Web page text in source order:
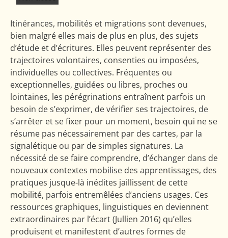
Itinérances, mobilités et migrations sont devenues,
bien malgré elles mais de plus en plus, des sujets
d’étude et d’écritures. Elles peuvent représenter des
trajectoires volontaires, consenties ou imposées,
individuelles ou collectives. Fréquentes ou
exceptionnelles, guidées ou libres, proches ou
lointaines, les pérégrinations entraînent parfois un
besoin de s’exprimer, de vérifier ses trajectoires, de
s’arrêter et se fixer pour un moment, besoin qui ne se
résume pas nécessairement par des cartes, par la
signalétique ou par de simples signatures. La
nécessité de se faire comprendre, d’échanger dans de
nouveaux contextes mobilise des apprentissages, des
pratiques jusque-là inédites jaillissent de cette
mobilité, parfois entremêlées d’anciens usages. Ces
ressources graphiques, linguistiques en deviennent
extraordinaires par l’écart (Jullien 2016) qu’elles
produisent et manifestent d’autres formes de